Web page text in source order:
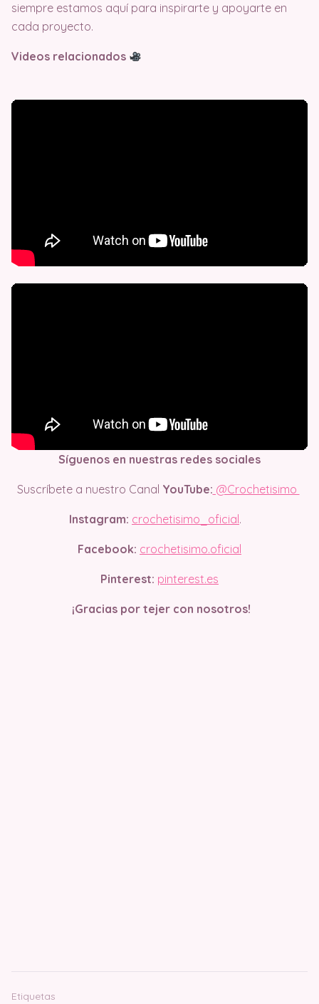
siempre estamos aquí para inspirarte y apoyarte en
cada proyecto.
Videos relacionados
Síguenos en nuestras redes sociales
Suscríbete a nuestro Canal YouTube: @Crochetisimo
Instagram: crochetisimo_oficial .
Facebook: crochetisimo.oficial
Pinterest: pinterest.es
¡Gracias por tejer con nosotros!
Etiquetas